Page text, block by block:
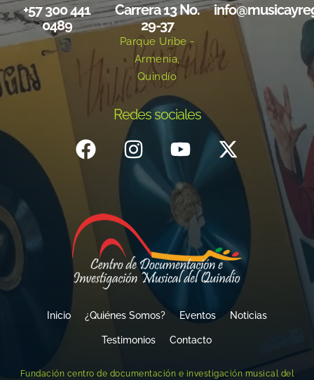
+57 300 441
0489
Carrera 13 No.
29-37
Parque Uribe -
Armenia,
Quindío
Redes sociales
Inicio ¿Quiénes Somos? Eventos Noticias
Testimonios Contacto
Fundación centro de documentación e investigación musical del